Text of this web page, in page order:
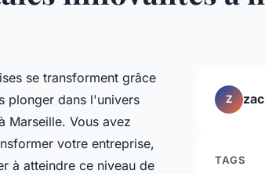
se transforment grâce
plonger dans l'univers
Marseille. Vous avez
votre entreprise,
à atteindre ce niveau de
Z
TAGS